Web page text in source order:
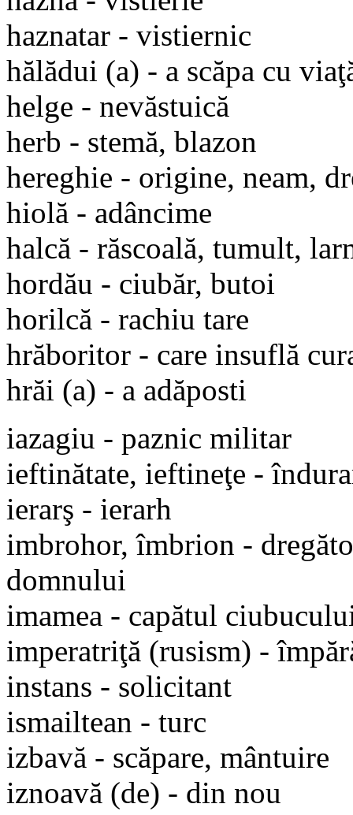
haznatar - vistiernic
hălădui (a) - a scăpa cu
helge - nevăstuică
herb - stemă, blazon
hereghie - origine, neam,
hiolă - adâncime
halcă - răscoală, tumult,
hordău - ciubăr, butoi
horilcă - rachiu tare
hrăboritor - care insuflă
hrăi (a) - a adăposti
iazagiu - paznic militar
ieftinătate, ieftineţe -
ierarş - ierarh
imbrohor, îmbrion -
domnului
imamea - capătul
imperatriţă (rusism) -
instans - solicitant
ismailtean - turc
izbavă - scăpare, mântuire
iznoavă (de) - din nou